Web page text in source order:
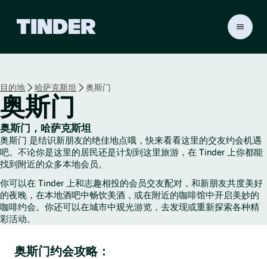
r
目的地 哈萨克斯坦 奥斯门
奥斯门
奥斯门，哈萨克斯坦
奥斯门 是结识新朋友的绝佳地点哦，快来看看这里的交友约会机遇
吧。不论你是这里的居民还是计划到这里旅游，在 Tinder 上你都能
找到附近的众多本地会员。
你可以在 Tinder 上和志趣相投的会员交友配对，和新朋友共度美好
的夜晚，在本地酒吧中畅饮美酒，或在附近的咖啡馆中开启美妙的
咖啡约会。你还可以在城市中观光游览，去发现或重新探索各种精
彩活动。
奥斯门约会攻略：